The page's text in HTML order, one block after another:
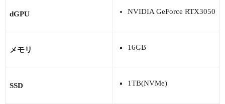
dGPU NVIDIA GeForce RTX3050
メモリ 16GB
SSD 1TB(NVMe)